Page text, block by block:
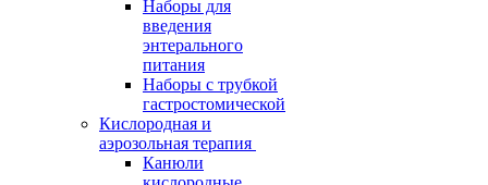
Наборы для
введения
энтерального
питания
Наборы с трубкой
гастростомической
Кислородная и
аэрозольная терапия
Канюли